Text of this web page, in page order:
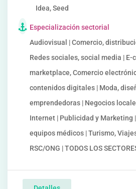
Idea, Seed
Especialización sectorial
Audiovisual | Comercio,
Redes sociales, social media | E-
marketplace, Comercio
contenidos digitales | Moda,
emprendedoras | Negocios
Internet | Publicidad y Marketing
equipos médicos | Turismo,
RSC/ONG | TODOS LOS